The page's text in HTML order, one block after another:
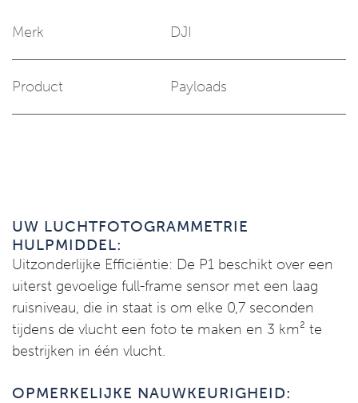
Merk DJI
Product Payloads
UW LUCHTFOTOGRAMMETRIE
HULPMIDDEL:
Uitzonderlijke Efficiëntie: De P1 beschikt over een
uiterst gevoelige full-frame sensor met een laag
ruisniveau, die in staat is om elke 0,7 seconden
tijdens de vlucht een foto te maken en 3 km² te
bestrijken in één vlucht.
OPMERKELIJKE NAUWKEURIGHEID: